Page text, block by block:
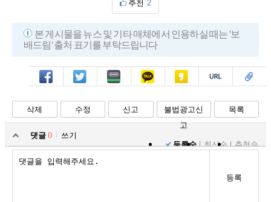
추천 2
본 게시물을 뉴스 및 기타 매체에서 인용하실 때는 '보
배드림' 출처 표기를 부탁드립니다
페북 트윗 밴드 카톡 카스 복사 스크랩
삭제 수정 신고
불법광고신
고
목록
댓글 0
쓰기
등록순
최신순 추천순
등록